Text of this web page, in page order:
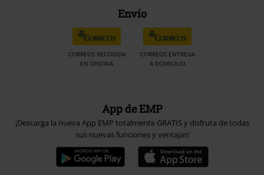
Envío
CORREOS RECOGIDA
EN OFICINA
CORREOS ENTREGA
A DOMICILIO
App de EMP
¡Descarga la nueva App EMP totalmente GRATIS y disfruta de todas
sus nuevas funciones y ventajas!